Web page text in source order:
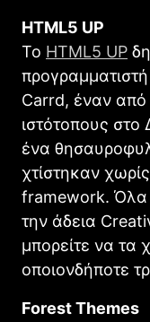
HTML5 UP
Το HTML5 UP
Carrd, έναν από
ιστότοπους στο
ένα
χτίστηκαν
framework. Όλα
την άδεια
μπορείτε να τα
οποιονδήποτε
Forest Themes